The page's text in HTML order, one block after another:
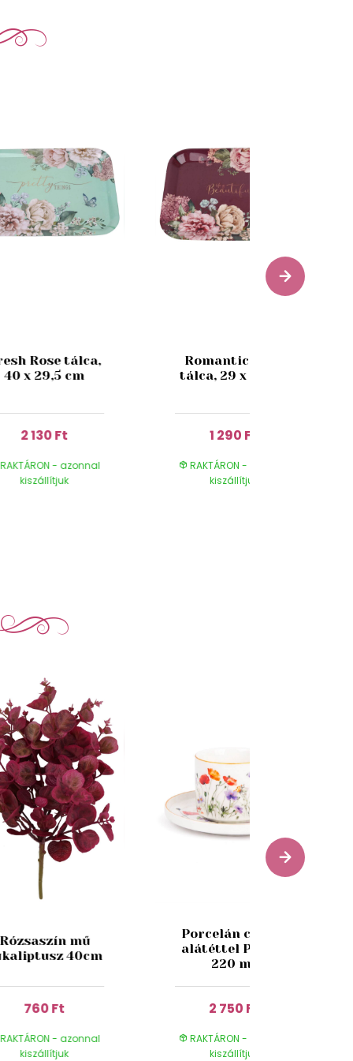
Rose tálca,
40 x 29,5 cm
2 130 Ft
RAKTÁRON - azonnal
kiszállítjuk
Romantic Rose
tálca, 29 x 22 cm
1 290 Ft
RAKTÁRON - azonnal
kiszállítjuk
Rózsaszín mű
40cm
760 Ft
RAKTÁRON - azonnal
kiszállítjuk
Porcelán csésze
alátéttel Pipacs
220 ml
2 750 Ft
RAKTÁRON - azonnal
kiszállítjuk